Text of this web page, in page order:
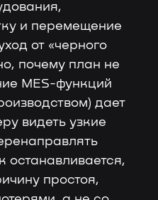
и перемещение
от «черного
почему план не
MES-функций
дает
видеть узкие
останавливается,
простоя,